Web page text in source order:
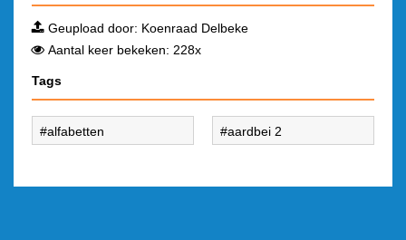
Geupload door: Koenraad Delbeke
Aantal keer bekeken: 228x
Tags
alfabetten aardbei 2